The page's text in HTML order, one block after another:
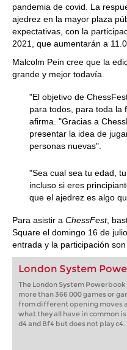
pandemia de covid. La
ajedrez en la mayor plaza
expectativas, con la
2021, que aumentarán a
Malcolm Pein cree que la
grande y mejor todavía.
"El objetivo de
para todos, para toda la
afirma. "Gracias a
presentar la idea de
personas nuevas".
"Sea cual sea tu edad,
incluso si eres
que el ajedrez es algo
Para asistir a ChessFest,
Square el domingo 16 de
entrada y la participación
London System
The London System
more than 366 000 games or
from different opening moves
what they all have in common
d4 and Bf4 but does not play c4.